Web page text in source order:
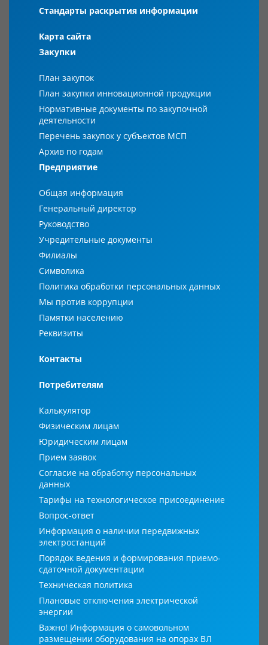
Стандарты раскрытия информации
Карта сайта
Закупки
План закупок
План закупки инновационной продукции
Нормативные документы по закупочной
деятельности
Перечень закупок у субъектов МСП
Архив по годам
Предприятие
Общая информация
Генеральный директор
Руководство
Учредительные документы
Филиалы
Символика
Политика обработки персональных данных
Мы против коррупции
Памятки населению
Реквизиты
Контакты
Потребителям
Калькулятор
Физическим лицам
Юридическим лицам
Прием заявок
Согласие на обработку персональных
данных
Тарифы на технологическое присоединение
Вопрос-ответ
Информация о наличии передвижных
электростанций
Порядок ведения и формирования приемо-
сдаточной документации
Техническая политика
Плановые отключения электрической
энергии
Важно! Информация о самовольном
размещении оборудования на опорах ВЛ